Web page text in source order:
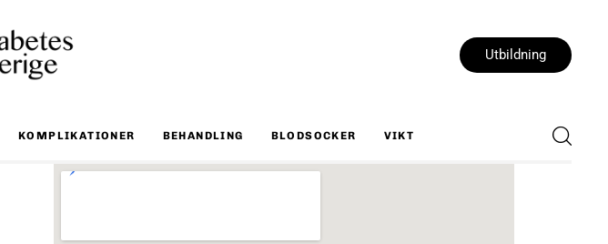
Utbildning
KOMPLIKATIONER BEHANDLING BLODSOCKER VIKT